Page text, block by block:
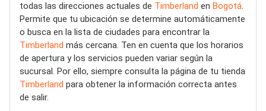
todas las direcciones actuales de Timberland en Bogotá.
Permite que tu ubicación se determine automáticamente
o busca en la lista de ciudades para encontrar la
Timberland más cercana. Ten en cuenta que los horarios
de apertura y los servicios pueden variar según la
sucursal. Por ello, siempre consulta la página de tu tienda
Timberland para obtener la información correcta antes
de salir.